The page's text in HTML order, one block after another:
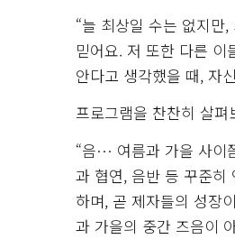
“늘 최상일 수는 없지만
믿어요. 저 또한 다른
안다고 생각했을 때, 자
프로그램을 찬찬히 살
“음… 여름과 가을 사이
과 협연, 음반 등 꾸준히
하며, 곧 제자들의 성장
과 가을의 중간 즈음이